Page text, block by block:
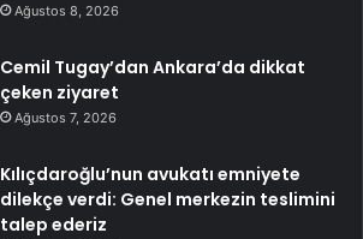
Ağustos 8, 2026
Cemil Tugay’dan Ankara’da dikkat
çeken ziyaret
Ağustos 7, 2026
Kılıçdaroğlu’nun avukatı emniyete
dilekçe verdi: Genel merkezin teslimini
talep ederiz